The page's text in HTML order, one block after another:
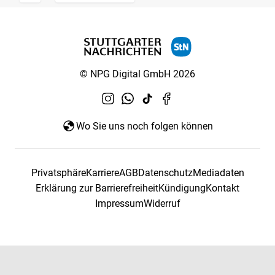
© NPG Digital GmbH 2026
Wo Sie uns noch folgen können
PrivatsphäreKarriereAGBDatenschutzMediadaten
Erklärung zur BarrierefreiheitKündigungKontakt
ImpressumWiderruf